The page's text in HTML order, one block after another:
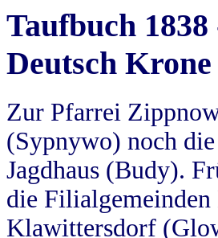
Taufbuch
Deutsch Krone
Zur Pfarrei
(Sypnywo) noch
Jagdhaus (Budy).
die
Klawittersdorf